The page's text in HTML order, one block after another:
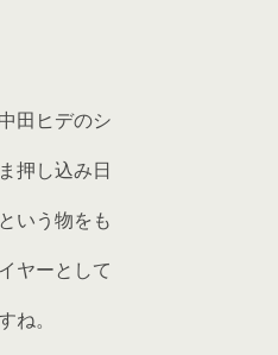
田ヒデのシ
押し込み日
いう物をも
ヤーとして
ね。